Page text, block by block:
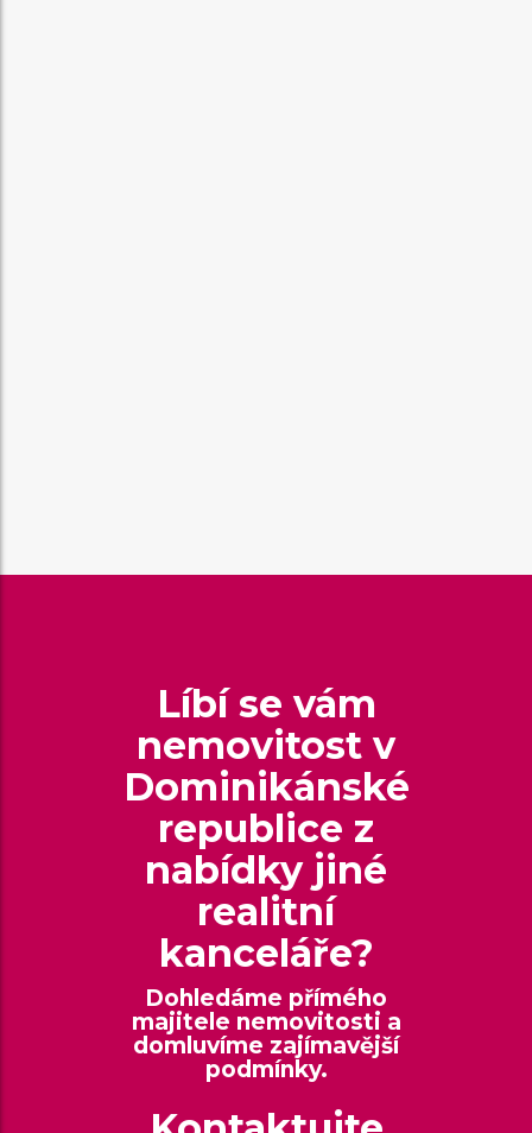
Líbí se vám
nemovitost v
Dominikánské
republice z
nabídky jiné
realitní
kanceláře?
Dohledáme přímého
majitele nemovitosti a
domluvíme zajímavější
podmínky.